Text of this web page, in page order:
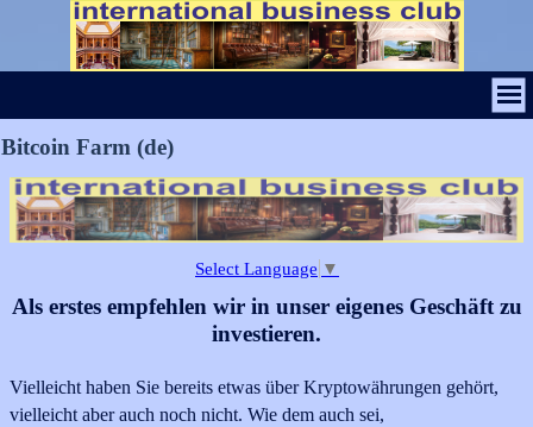
Bitcoin Farm (de)
Select Language ▼
Als erstes empfehlen wir in unser eigenes Geschäft zu
investieren.
Vielleicht haben Sie bereits etwas über Kryptowährungen gehört,
vielleicht aber auch noch nicht. Wie dem auch sei,